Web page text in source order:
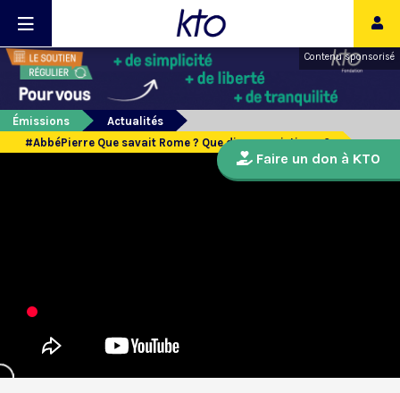
Contenu sponsorisé
Émissions
Actualités
#AbbéPierre Que savait Rome ? Que dire aux victimes ?
Faire un don à KTO